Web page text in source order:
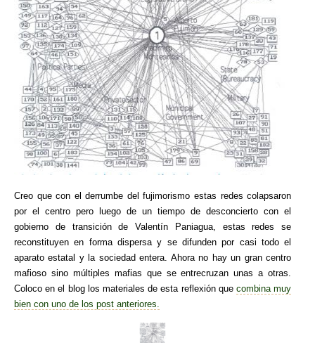
Creo que con el derrumbe del fujimorismo estas redes colapsaron
por el centro pero luego de un tiempo de desconcierto con el
gobierno de transición de Valentín Paniagua, estas redes se
reconstituyen en forma dispersa y se difunden por casi todo el
aparato estatal y la sociedad entera. Ahora no hay un gran centro
mafioso sino múltiples mafias que se entrecruzan unas a otras.
Coloco en el blog los materiales de esta reflexión quecombina muy
bien con uno de los post anteriores.